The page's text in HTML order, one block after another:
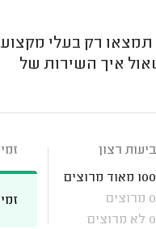
רק בעלי
איך השירות של
רצון
מאוד מרוצים
מרוצים
לא מרוצים